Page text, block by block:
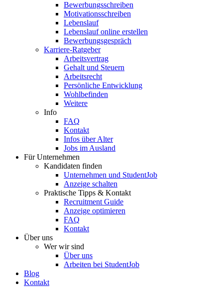
Bewerbungsschreiben
Motivationsschreiben
Lebenslauf
Lebenslauf online erstellen
Bewerbungsgespräch
Karriere-Ratgeber
Arbeitsvertrag
Gehalt und Steuern
Arbeitsrecht
Persönliche Entwicklung
Wohlbefinden
Weitere
Info
FAQ
Kontakt
Infos über Alter
Jobs im Ausland
Für Unternehmen
Kandidaten finden
Unternehmen und StudentJob
Anzeige schalten
Praktische Tipps & Kontakt
Recruitment Guide
Anzeige optimieren
FAQ
Kontakt
Über uns
Wer wir sind
Über uns
Arbeiten bei StudentJob
Blog
Kontakt